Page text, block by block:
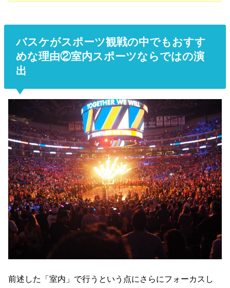
バスケがスポーツ観戦の中でもおすす
めな理由②室内スポーツならではの演
出
前述した「室内」で行うという点にさらにフォーカスし